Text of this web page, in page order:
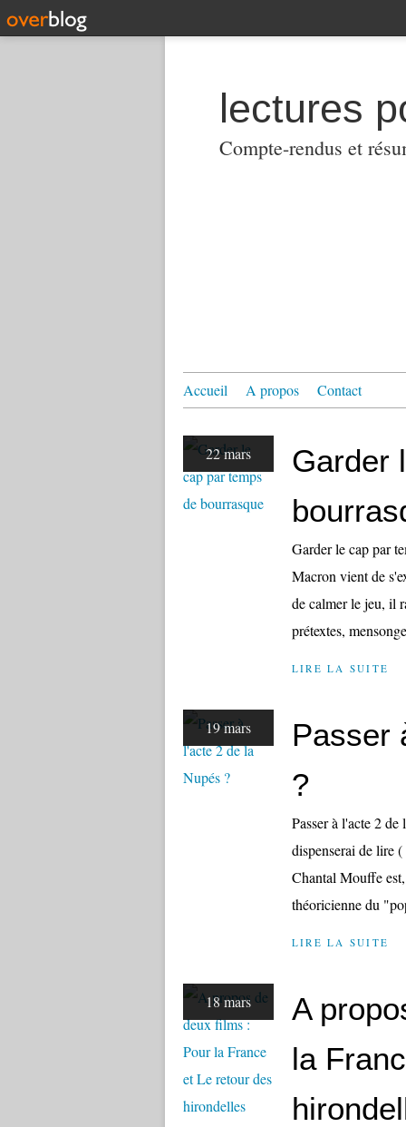
lectures
Compte-rendus et
Accueil A propos Contact
22 mars
Garder
Garder le cap par
Macron vient de
de calmer le jeu, il
prétextes,
LIRE LA SUITE
19 mars
Passer
?
Passer à l'acte 2
dispenserai de lire
Chantal Mouffe
théoricienne du
LIRE LA SUITE
18 mars
A
la